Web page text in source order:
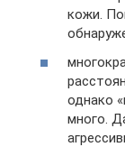
кожи.
однако
много.